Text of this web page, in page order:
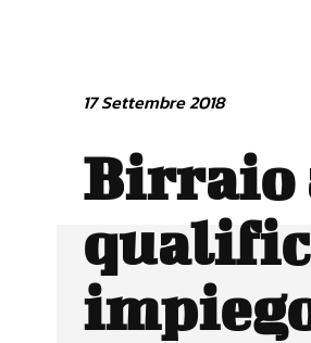
17 Settembre 2018
Birraio